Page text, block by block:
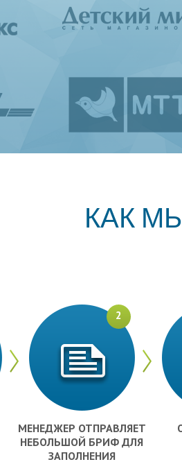
КАК
2
МЕНЕДЖЕР ОТПРАВЛЯЕТ
НЕБОЛЬШОЙ БРИФ ДЛЯ
ЗАПОЛНЕНИЯ